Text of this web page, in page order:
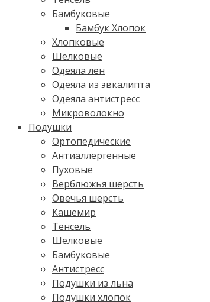
Бамбуковые
Бамбук Хлопок
Хлопковые
Шелковые
Одеяла лен
Одеяла из эвкалипта
Одеяла антистресс
Микроволокно
Подушки
Ортопедические
Антиаллергенные
Пуховые
Верблюжья шерсть
Овечья шерсть
Кашемир
Тенсель
Шелковые
Бамбуковые
Антистресс
Подушки из льна
Подушки хлопок